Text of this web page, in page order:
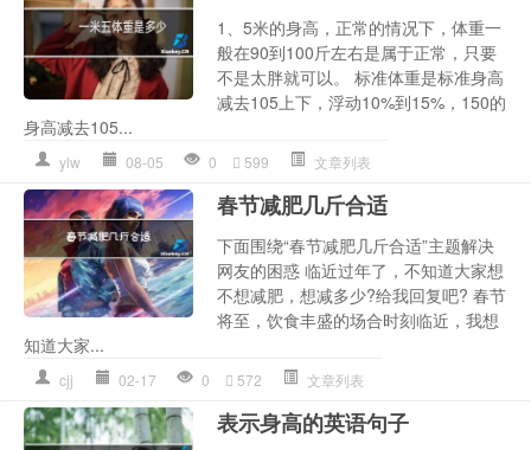
1、5米的身高，正常的情况下，体重一
般在90到100斤左右是属于正常，只要
不是太胖就可以。 标准体重是标准身高
减去105上下，浮动10%到15%，150的
身高减去105...
ylw 08-05 0 599 文章列表
春节减肥几斤合适
下面围绕“春节减肥几斤合适”主题解决
网友的困惑 临近过年了，不知道大家想
不想减肥，想减多少?给我回复吧? 春节
将至，饮食丰盛的场合时刻临近，我想
知道大家...
cjj 02-17 0 572 文章列表
表示身高的英语句子